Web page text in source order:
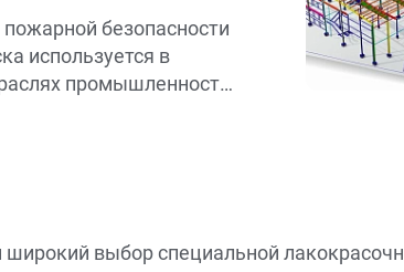
зданий ибезопасности
используется в
промышленности
широкий выбор специальной